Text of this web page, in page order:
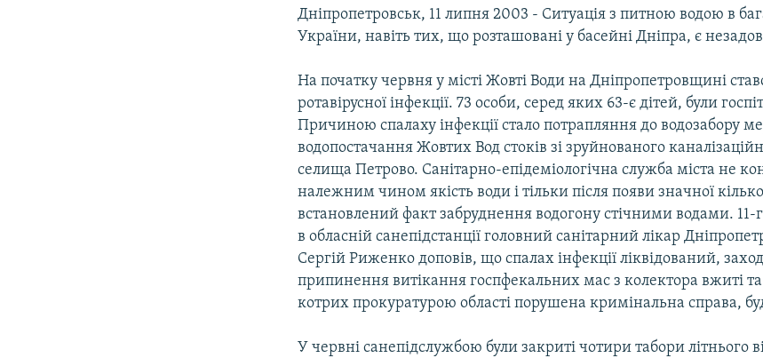
Дніпропетровськ, 11 липня 2003 - Ситуація з питною водою в
України, навіть тих, що розташовані у басейні Дніпра, є
На початку червня у місті Жовті Води на Дніпропетровщині
ротавірусної інфекції. 73 особи, серед яких 63-є дітей, були
Причиною спалаху інфекції стало потрапляння до водозабору
водопостачання Жовтих Вод стоків зі зруйнованого
селища Петрово. Санітарно-епідеміологічна служба міста не
належним чином якість води і тільки після появи значної
встановлений факт забруднення водогону стічними водами. 11-
в обласній санепідстанції головний санітарний лікар
Сергій Риженко доповів, що спалах інфекції ліквідований,
припинення витікання госпфекальних мас з колектора вжиті
котрих прокуратурою області порушена кримінальна справа,
У червні санепідслужбою були закриті чотири табори літнього